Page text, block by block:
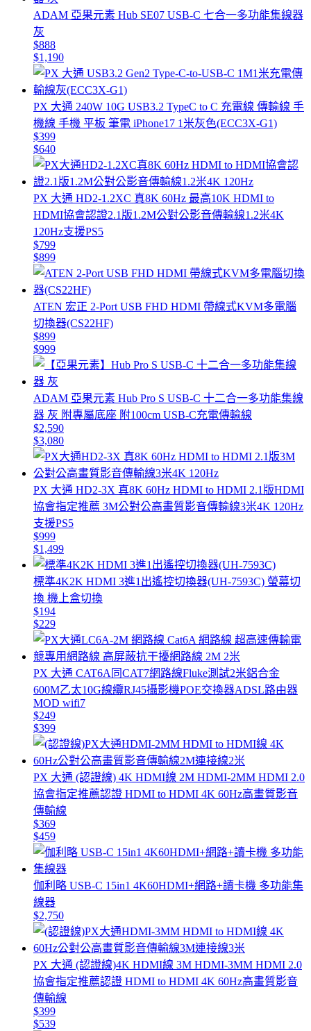
ADAM 亞果元素 Hub SE07 USB-C 七合一多功能集線器
灰
$888
$1,190
PX 大通 240W 10G USB3.2 TypeC to C 充電線 傳輸線 手
機線 手機 平板 筆電 iPhone17 1米灰色(ECC3X-G1)
$399
$640
PX 大通 HD2-1.2XC 真8K 60Hz 最高10K HDMI to
HDMI協會認證2.1版1.2M公對公影音傳輸線1.2米4K
120Hz支援PS5
$799
$899
ATEN 宏正 2-Port USB FHD HDMI 帶線式KVM多電腦
切換器(CS22HF)
$899
$999
ADAM 亞果元素 Hub Pro S USB-C 十二合一多功能集線
器 灰 附專屬底座 附100cm USB-C充電傳輸線
$2,590
$3,080
PX 大通 HD2-3X 真8K 60Hz HDMI to HDMI 2.1版HDMI
協會指定推薦 3M公對公高畫質影音傳輸線3米4K 120Hz
支援PS5
$999
$1,499
標準4K2K HDMI 3進1出遙控切換器(UH-7593C) 螢幕切
換 機上盒切換
$194
$229
PX 大通 CAT6A同CAT7網路線Fluke測試2米鋁合金
600M乙太10G線纜RJ45攝影機POE交換器ADSL路由器
MOD wifi7
$249
$399
PX 大通 (認證線) 4K HDMI線 2M HDMI-2MM HDMI 2.0
協會指定推薦認證 HDMI to HDMI 4K 60Hz高畫質影音
傳輸線
$369
$459
伽利略 USB-C 15in1 4K60HDMI+網路+讀卡機 多功能集
線器
$2,750
PX 大通 (認證線)4K HDMI線 3M HDMI-3MM HDMI 2.0
協會指定推薦認證 HDMI to HDMI 4K 60Hz高畫質影音
傳輸線
$399
$539